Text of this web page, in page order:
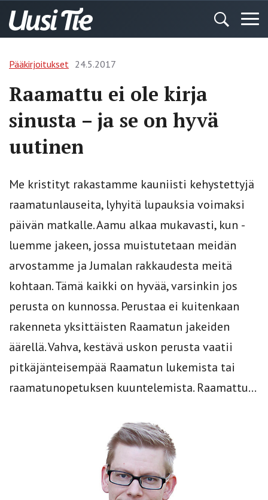
Pääkirjoitukset 24.5.2017
Raamattu ei ole kirja
sinusta – ja se on hyvä
uutinen
Me kristityt rakastamme kauniisti kehystettyjä
raamatunlauseita, lyhyitä lupauksia voimaksi
päivän matkalle. Aamu alkaa mukavasti, kun ­
luemme jakeen, jossa muistutetaan meidän
arvostamme ja Jumalan rakkaudesta meitä
kohtaan. Tämä kaikki on hyvää, varsinkin jos
perusta on kunnossa. Perustaa ei kuitenkaan
rakenneta yksittäisten Raamatun jakeiden
äärellä. Vahva, kestävä uskon perusta vaatii
pitkäjänteisempää Raamatun lukemista tai
raamatunopetuksen kuuntelemista. Raamattu...